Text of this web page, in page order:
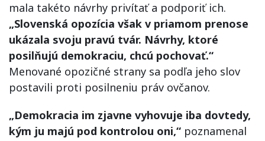
mala takéto návrhy privítať a podporiť ich.
„Slovenská opozícia však v priamom prenose
ukázala svoju pravú tvár. Návrhy, ktoré
posilňujú demokraciu, chcú pochovať.“
Menované opozičné strany sa podľa jeho slov
postavili proti posilneniu práv ovčanov.
„Demokracia im zjavne vyhovuje iba dovtedy,
kým ju majú pod kontrolou oni,“ poznamenal